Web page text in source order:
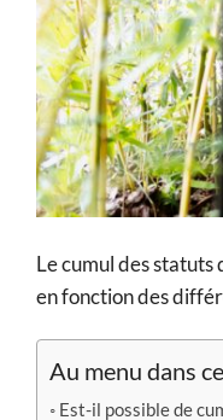
Le cumul des
en fonction des
Au menu dans
Est-il possible de